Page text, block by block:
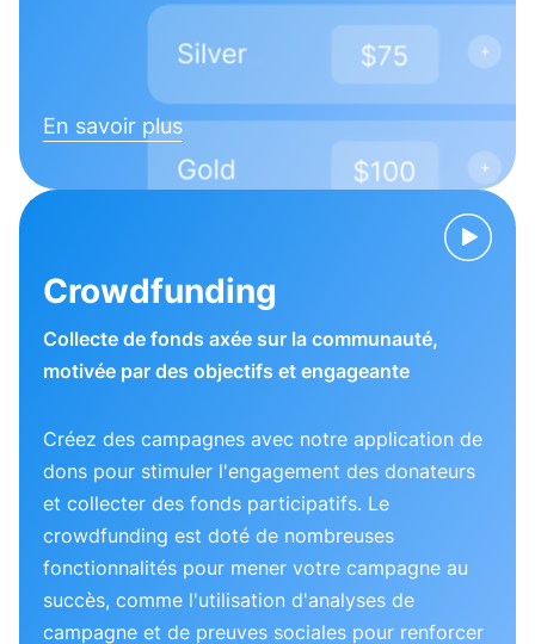
En savoir plus
Crowdfunding
Collecte de fonds axée sur la communauté,
motivée par des objectifs et engageante
Créez des campagnes avec notre application de
dons pour stimuler l'engagement des donateurs
et collecter des fonds participatifs. Le
crowdfunding est doté de nombreuses
fonctionnalités pour mener votre campagne au
succès, comme l'utilisation d'analyses de
campagne et de preuves sociales pour renforcer